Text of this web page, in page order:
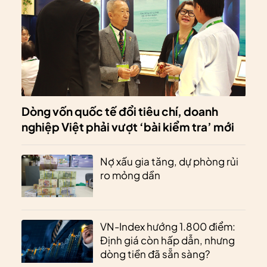
Dòng vốn quốc tế đổi tiêu chí, doanh
nghiệp Việt phải vượt ‘bài kiểm tra’ mới
Nợ xấu gia tăng, dự phòng rủi
ro mỏng dần
VN-Index hướng 1.800 điểm:
Định giá còn hấp dẫn, nhưng
dòng tiền đã sẵn sàng?